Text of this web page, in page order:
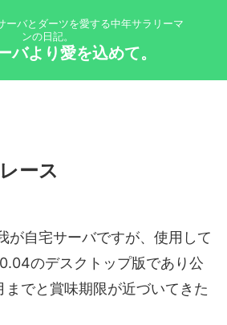
バとダーツを愛する中年サラリーマ
ンの日記。
バより愛を込めて。
ース
が自宅サーバですが、使用して
のデスクトップ版であり公
までと賞味期限が近づいてきた